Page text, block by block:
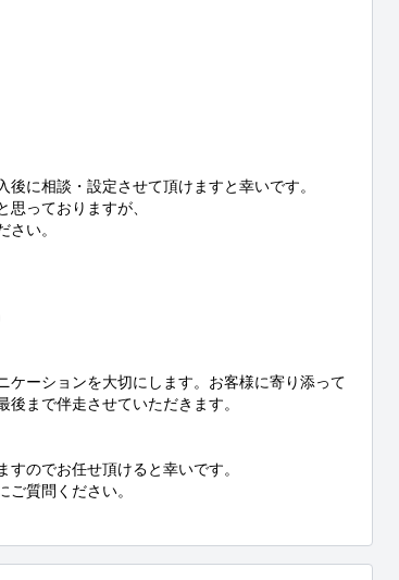
に相談・設定させて頂けますと幸いです。
っておりますが、
い。
ーションを大切にします。お客様に寄り添って
まで伴走させていただきます。
のでお任せ頂けると幸いです。
質問ください。